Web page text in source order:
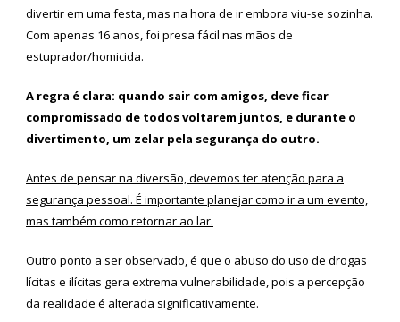
divertir em uma festa, mas na hora de ir embora viu-se sozinha.
Com apenas 16 anos, foi presa fácil nas mãos de
estuprador/homicida.
A regra é clara: quando sair com amigos, deve ficar
compromissado de todos voltarem juntos, e durante o
divertimento, um zelar pela segurança do outro.
Antes de pensar na diversão, devemos ter atenção para a
segurança pessoal. É importante planejar como ir a um evento,
mas também como retornar ao lar.
Outro ponto a ser observado, é que o abuso do uso de drogas
lícitas e ilícitas gera extrema vulnerabilidade, pois a percepção
da realidade é alterada significativamente.